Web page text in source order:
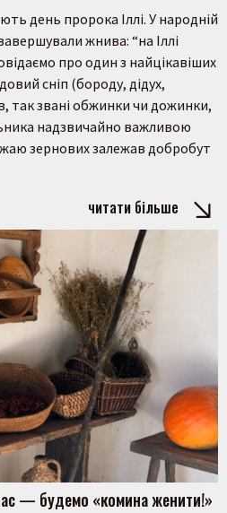
день пророка Іллі. У народній
жнива: “на Іллі
про один з найцікавіших
сніп (бороду, дідух,
так звані обжинки чи дожинки,
надзвичайно важливою
зернових залежав добробут
читати більше
— будемо «комина женити!»